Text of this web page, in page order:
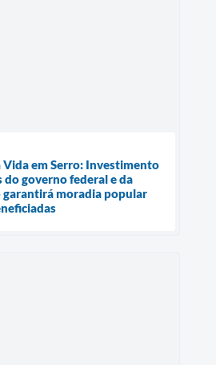
Vida em Serro: Investimento
do governo federal e da
moradia popular